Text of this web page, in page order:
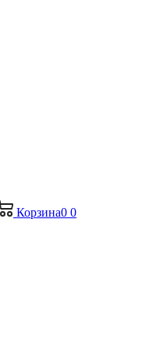
Корзина0 0